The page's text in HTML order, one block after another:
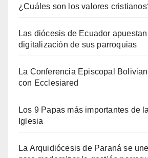
¿Cuáles son los valores
Las diócesis de Ecuador
digitalización de sus parroquias
La Conferencia Episcopal
con Ecclesiared
Los 9 Papas más importantes de
Iglesia
La Arquidiócesis de Paraná se